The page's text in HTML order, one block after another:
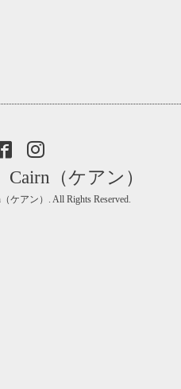
（ケアン）
ケアン） . All Rights Reserved.